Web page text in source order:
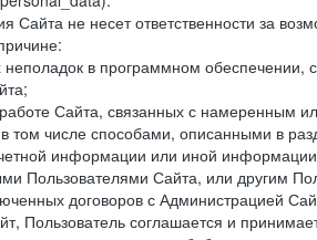
Сайта не несет ответственности за
неполадок в программном
Сайта, связанных с намеренным
том числе способами, описанными в
информации или иной
Пользователями Сайта, или другим
договоров с Администрацией
Пользователь соглашается и